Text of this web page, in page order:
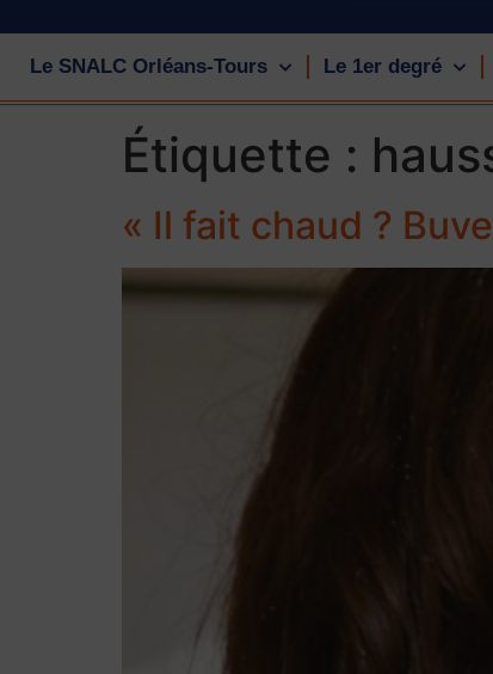
Le SNALC Orléans-Tours Le 1er degré
Étiquette :
« Il fait chaud ?